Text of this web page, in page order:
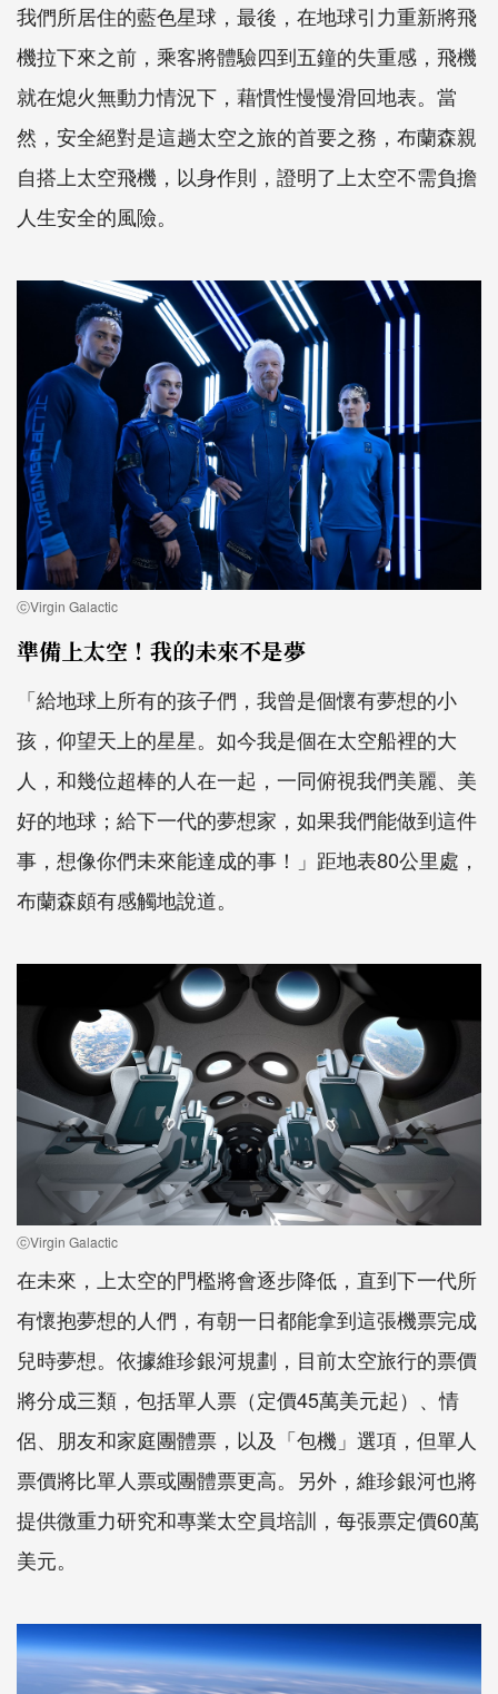
我們所居住的藍色星球，最後，在地球引力重新將飛
機拉下來之前，乘客將體驗四到五鐘的失重感，飛機
就在熄火無動力情況下，藉慣性慢慢滑回地表。當
然，安全絕對是這趟太空之旅的首要之務，布蘭森親
自搭上太空飛機，以身作則，證明了上太空不需負擔
人生安全的風險。
ⓒVirgin Galactic
準備上太空！我的未來不是夢
「給地球上所有的孩子們，我曾是個懷有夢想的小
孩，仰望天上的星星。如今我是個在太空船裡的大
人，和幾位超棒的人在一起，一同俯視我們美麗、美
好的地球；給下一代的夢想家，如果我們能做到這件
事，想像你們未來能達成的事！」距地表80公里處，
布蘭森頗有感觸地說道。
ⓒVirgin Galactic
在未來，上太空的門檻將會逐步降低，直到下一代所
有懷抱夢想的人們，有朝一日都能拿到這張機票完成
兒時夢想。依據維珍銀河規劃，目前太空旅行的票價
將分成三類，包括單人票（定價45萬美元起）、情
侶、朋友和家庭團體票，以及「包機」選項，但單人
票價將比單人票或團體票更高。另外，維珍銀河也將
提供微重力研究和專業太空員培訓，每張票定價60萬
美元。